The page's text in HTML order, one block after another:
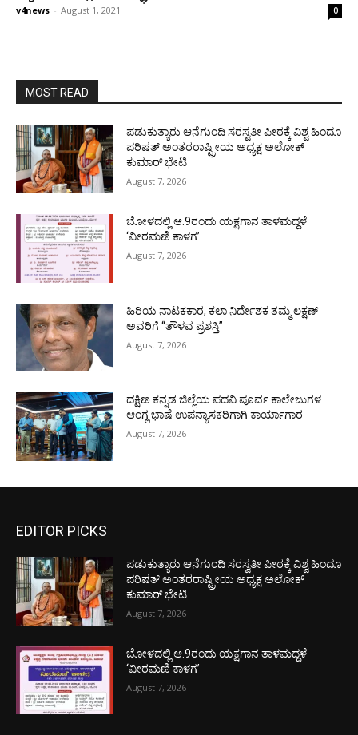
v4news - August 1, 2021 0
MOST READ
ಪಡುಕುತ್ಯಾರು ಆನೆಗುಂದಿ ಸರಸ್ವತೀ ಪೀಠಕ್ಕೆ ವಿಶ್ವ ಹಿಂದೂ
ಪರಿಷತ್ ಅಂತರರಾಷ್ಟ್ರೀಯ ಅಧ್ಯಕ್ಷ ಅಲೋಕ್
ಕುಮಾರ್ ಭೇಟಿ
August 7, 2026
ಬೋಳದಲ್ಲಿ ಆ.9ರಂದು ಯಕ್ಷಗಾನ ತಾಳಮದ್ದಳೆ
‘ವೀರಮಣಿ ಕಾಳಗ’
August 7, 2026
ಹಿರಿಯ ನಾಟಕಕಾರ, ಕಲಾ ನಿರ್ದೇಶಕ ತಮ್ಮ ಲಕ್ಷಣ್
ಅವರಿಗೆ “ತೌಳವ ಪ್ರಶಸ್ತಿ”
August 7, 2026
ದಕ್ಷಿಣ ಕನ್ನಡ ಜಿಲ್ಲೆಯ ಪದವಿ ಪೂರ್ವ ಕಾಲೇಜುಗಳ
ಆಂಗ್ಲ ಭಾಷೆ ಉಪನ್ಯಾಸಕರಿಗಾಗಿ ಕಾರ್ಯಾಗಾರ
August 7, 2026
EDITOR PICKS
ಪಡುಕುತ್ಯಾರು ಆನೆಗುಂದಿ ಸರಸ್ವತೀ ಪೀಠಕ್ಕೆ ವಿಶ್ವ ಹಿಂದೂ
ಪರಿಷತ್ ಅಂತರರಾಷ್ಟ್ರೀಯ ಅಧ್ಯಕ್ಷ ಅಲೋಕ್
ಕುಮಾರ್ ಭೇಟಿ
August 7, 2026
ಬೋಳದಲ್ಲಿ ಆ.9ರಂದು ಯಕ್ಷಗಾನ ತಾಳಮದ್ದಳೆ
‘ವೀರಮಣಿ ಕಾಳಗ’
August 7, 2026